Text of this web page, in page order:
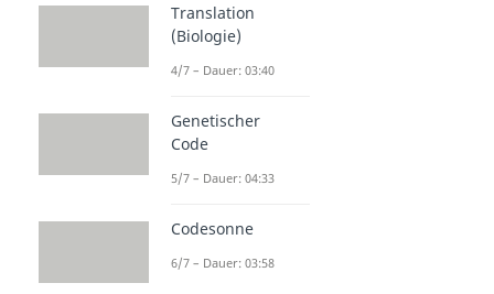
Translation
(Biologie)
4/7 – Dauer: 03:40
Genetischer
Code
5/7 – Dauer: 04:33
Codesonne
6/7 – Dauer: 03:58